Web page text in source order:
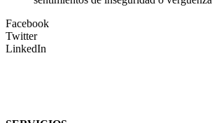
Facebook
Twitter
LinkedIn